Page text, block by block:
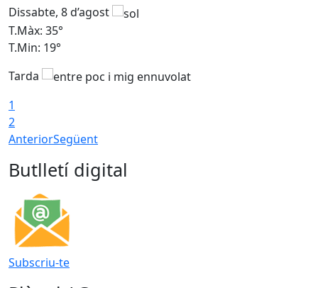
Dissabte, 8 d’agost
T.Màx: 35°
T.Min: 19°
Tarda
1
2
AnteriorSegüent
Butlletí digital
Subscriu-te